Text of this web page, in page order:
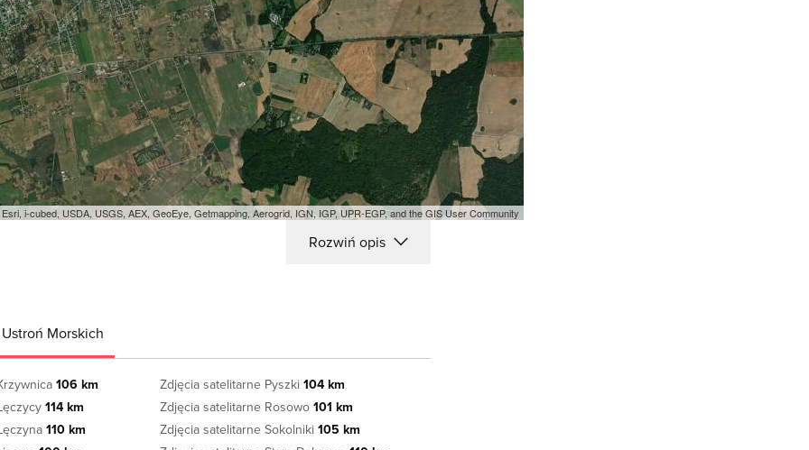
i-cubed, USDA, USGS, AEX, GeoEye, Getmapping, Aerogrid, IGN, IGP, UPR-EGP, and the GIS User Community
Rozwiń opis
Morskich
106 km
114 km
110 km
Zdjęcia satelitarne Pyszki 104 km
Zdjęcia satelitarne Rosowo 101 km
Zdjęcia satelitarne Sokolniki 105 km